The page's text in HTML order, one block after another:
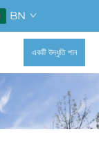
BN
একটি উদ্ধৃতি পান